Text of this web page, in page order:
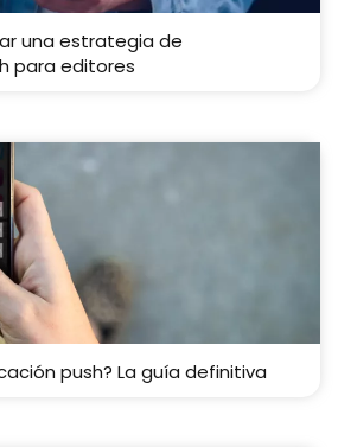
una estrategia de
para editores
push? La guía definitiva